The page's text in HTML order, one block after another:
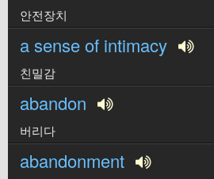
안전장치
a sense of intimacy
친밀감
abandon
버리다
abandonment